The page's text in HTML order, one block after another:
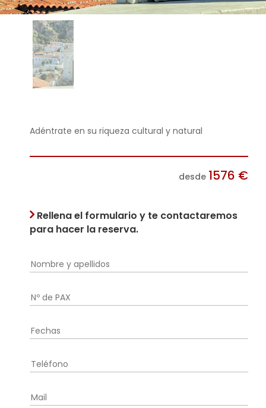
Adéntrate en su riqueza cultural y natural
desde 1576 €
Rellena el formulario y te contactaremos
para hacer la reserva.